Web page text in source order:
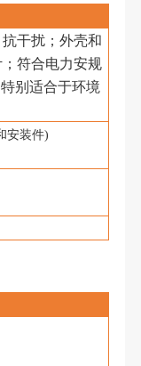
干扰；外壳和
符合电力安规
别适合于环境
安装件)